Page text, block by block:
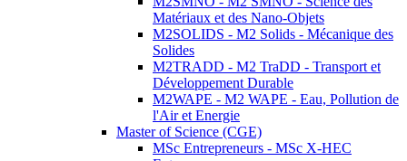
Matériaux et des Nano-Objets
M2SOLIDS - M2 Solids - Mécanique des
Solides
M2TRADD - M2 TraDD - Transport et
Développement Durable
M2WAPE - M2 WAPE - Eau, Pollution de
l'Air et Energie
Master of Science (CGE)
MSc Entrepreneurs - MSc X-HEC